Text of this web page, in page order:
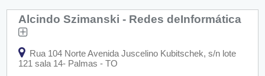
Alcindo Szimanski - Redes deInformática
Rua 104 Norte Avenida Juscelino Kubitschek, s/n lote
121 sala 14- Palmas - TO